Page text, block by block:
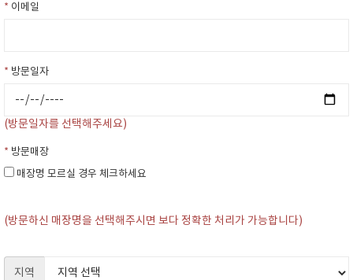
* 이메일
* 방문일자
(방문일자를 선택해주세요)
* 방문매장
매장명 모르실 경우 체크하세요
(방문하신 매장명을 선택해주시면 보다 정확한 처리가 가능합니다)
지역